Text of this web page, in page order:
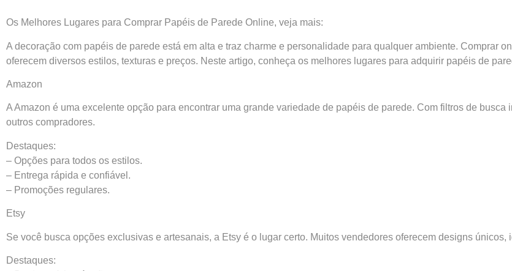
Os Melhores Lugares para Comprar Papéis de Parede Online, veja mais:
A decoração com papéis de parede está em alta e traz charme e personalidade para qualquer ambiente. Comprar
oferecem diversos estilos, texturas e preços. Neste artigo, conheça os melhores lugares para adquirir papéis de
Amazon
A Amazon é uma excelente opção para encontrar uma grande variedade de papéis de parede. Com filtros de busca
outros compradores.
Destaques:
– Opções para todos os estilos.
– Entrega rápida e confiável.
– Promoções regulares.
Etsy
Se você busca opções exclusivas e artesanais, a Etsy é o lugar certo. Muitos vendedores oferecem designs
Destaques: